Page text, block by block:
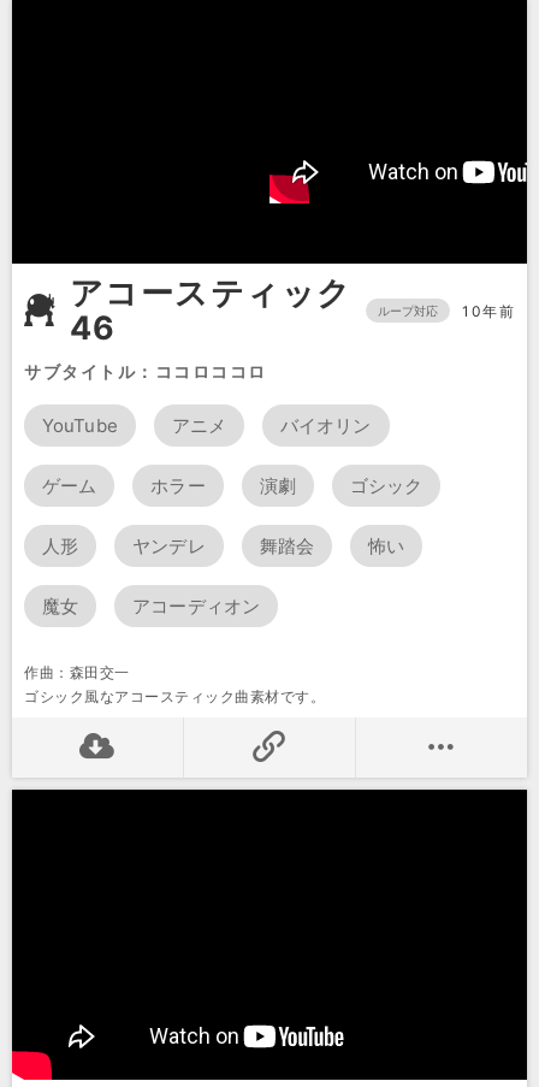
アコースティック
46
ループ対応 10年前
サブタイトル：ココロココロ
YouTube アニメ バイオリン
ゲーム ホラー 演劇 ゴシック
人形 ヤンデレ 舞踏会 怖い
魔女 アコーディオン
作曲：森田交一
ゴシック風なアコースティック曲素材です。